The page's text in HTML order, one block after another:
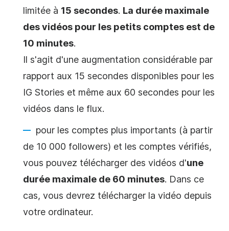
limitée à 15 secondes. La durée maximale
desvidéos pour les petits comptes est de
10 minutes.
Il s'agit d'une augmentation considérable par
rapport aux 15 secondes disponibles pour les
IG Stories et même aux 60 secondes pour les
vidéos dans le flux.
pour les comptes plus importants (à partir
de 10 000 followers) et les comptes vérifiés,
vous pouvez télécharger des vidéos d'une
durée maximale de 60 minutes. Dans ce
cas, vous devrez télécharger la vidéo depuis
votre ordinateur.